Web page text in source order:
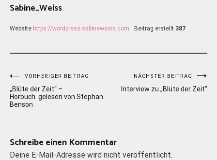
Sabine_Weiss
Website https://wordpress.sabineweiss.com Beitrag erstellt 387
Beitragsnavigation
VORHERIGER BEITRAG
„Blüte der Zeit“ –
Hörbuch gelesen von Stephan
Benson
NÄCHSTER BEITRAG
Interview zu „Blüte der Zeit“
Schreibe einen Kommentar
Deine E-Mail-Adresse wird nicht veröffentlicht.